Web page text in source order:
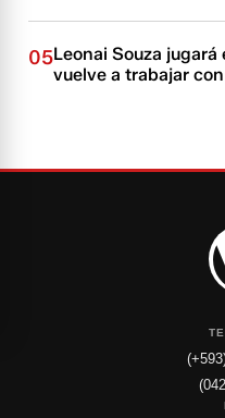
05Leonai Souza
vuelve a trabajar